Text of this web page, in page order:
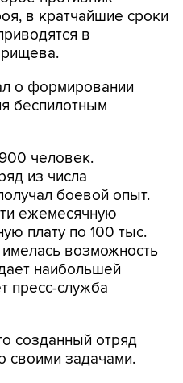
в кратчайшие сроки
в
о формировании
беспилотным
человек.
из числа
боевой опыт.
ежемесячную
плату по 100 тыс.
возможность
наибольшей
пресс-служба
созданный отряд
своими задачами.